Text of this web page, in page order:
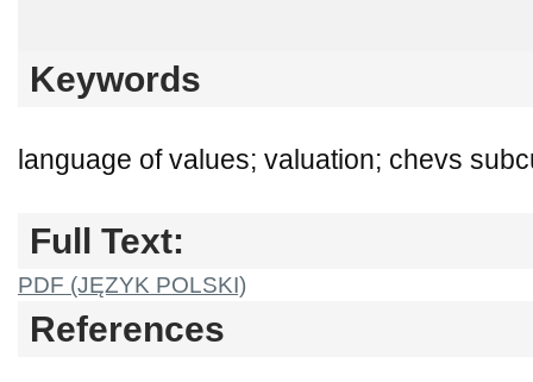
Keywords
language of values; valuation; chevs
Full Text:
PDF (JĘZYK POLSKI)
References